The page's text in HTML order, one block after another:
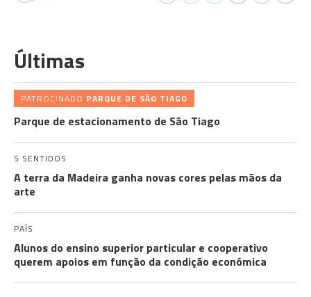
Últimas
PATROCINADO PARQUE DE SÃO TIAGO
Parque de estacionamento de São Tiago
5 SENTIDOS
A terra da Madeira ganha novas cores pelas mãos da
arte
PAÍS
Alunos do ensino superior particular e cooperativo
querem apoios em função da condição económica